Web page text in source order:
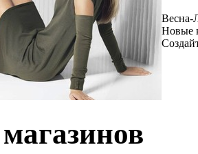
Весна-
Новые